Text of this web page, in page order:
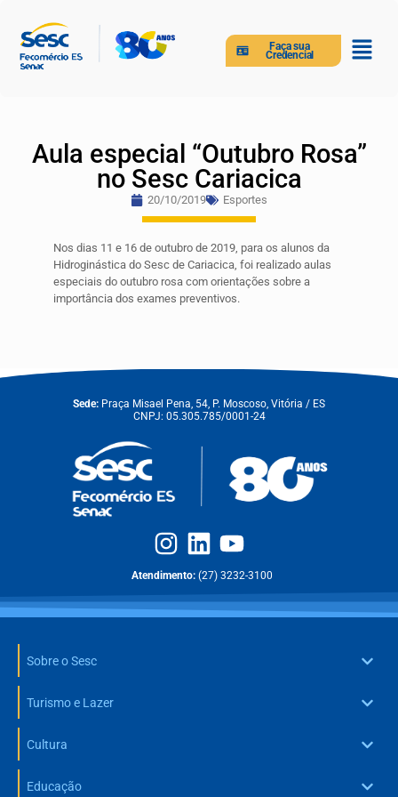
Faça sua
Credencial
Aula especial “Outubro Rosa”
no Sesc Cariacica
20/10/2019 Esportes
Nos dias 11 e 16 de outubro de 2019, para os alunos da
Hidroginástica do Sesc de Cariacica, foi realizado aulas
especiais do outubro rosa com orientações sobre a
importância dos exames preventivos.
Sede: Praça Misael Pena, 54, P. Moscoso, Vitória / ES
CNPJ: 05.305.785/0001-24
Atendimento: (27) 3232-3100
Sobre o Sesc
Turismo e Lazer
Cultura
Educação